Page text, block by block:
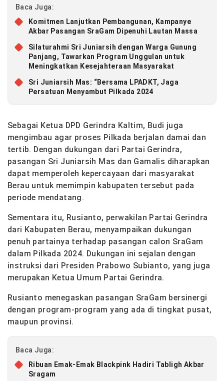
Baca Juga:
Komitmen Lanjutkan Pembangunan, Kampanye
Akbar Pasangan SraGam Dipenuhi Lautan Massa
Silaturahmi Sri Juniarsih dengan Warga Gunung
Panjang, Tawarkan Program Unggulan untuk
Meningkatkan Kesejahteraan Masyarakat
Sri Juniarsih Mas: “Bersama LPADKT, Jaga
Persatuan Menyambut Pilkada 2024
Sebagai Ketua DPD Gerindra Kaltim, Budi juga
mengimbau agar proses Pilkada berjalan damai dan
tertib. Dengan dukungan dari Partai Gerindra,
pasangan Sri Juniarsih Mas dan Gamalis diharapkan
dapat memperoleh kepercayaan dari masyarakat
Berau untuk memimpin kabupaten tersebut pada
periode mendatang.
Sementara itu, Rusianto, perwakilan Partai Gerindra
dari Kabupaten Berau, menyampaikan dukungan
penuh partainya terhadap pasangan calon SraGam
dalam Pilkada 2024. Dukungan ini sejalan dengan
instruksi dari Presiden Prabowo Subianto, yang juga
merupakan Ketua Umum Partai Gerindra.
Rusianto menegaskan pasangan SraGam bersinergi
dengan program-program yang ada di tingkat pusat,
maupun provinsi.
Baca Juga:
Ribuan Emak-Emak Blackpink Hadiri Tabligh Akbar
Sragam